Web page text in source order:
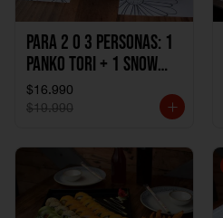
Para 2 o 3 personas: 1
Panko Tori + 1 Snow
Ebi Cheese + 1
California Sake Cheese
$16.990
$19.990